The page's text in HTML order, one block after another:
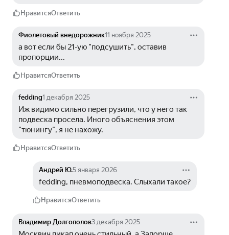
НравитсяОтветить
Фиолетовый внедорожник11 ноября 2025
а вот если бы 21-ую "подсушить", оставив
пропорции...
НравитсяОтветить
fedding1 декабря 2025
Иж видимо сильно перегрузили, что у него так
подвеска просела. Иного объяснения этом
"тюнингу", я не нахожу.
НравитсяОтветить
Андрей Ю.5 января 2026
fedding, пневмоподвеска. Слыхали такое?
НравитсяОтветить
Владимир Долгополов3 декабря 2025